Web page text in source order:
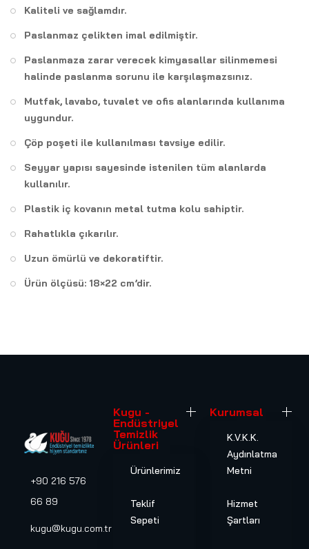
Kaliteli ve sağlamdır.
Paslanmaz çelikten imal edilmiştir.
Paslanmaza zarar verecek kimyasallar silinmemesi
halinde paslanma sorunu ile karşılaşmazsınız.
Mutfak, lavabo, tuvalet ve ofis alanlarında kullanıma
uygundur.
Çöp poşeti ile kullanılması tavsiye edilir.
Seyyar yapısı sayesinde istenilen tüm alanlarda
kullanılır.
Plastik iç kovanın metal tutma kolu sahiptir.
Rahatlıkla çıkarılır.
Uzun ömürlü ve dekoratiftir.
Ürün ölçüsü: 18×22 cm’dir.
+90 216 576
66 89
kugu@kugu.com.tr
Kugu -
Endüstriyel
Temizlik
Ürünleri
Ürünlerimiz
Teklif
Sepeti
Kurumsal
K.V.K.K.
Aydınlatma
Metni
Hizmet
Şartları